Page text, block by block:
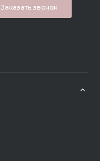
Заказать звонок